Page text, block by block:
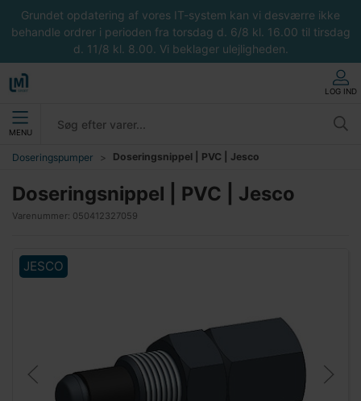
Grundet opdatering af vores IT-system kan vi desværre ikke
behandle ordrer i perioden fra torsdag d. 6/8 kl. 16.00 til tirsdag
d. 11/8 kl. 8.00. Vi beklager ulejligheden.
LOG IND
MENU
Doseringspumper Doseringsnippel | PVC | Jesco
Doseringsnippel | PVC | Jesco
Varenummer: 050412327059
JESCO